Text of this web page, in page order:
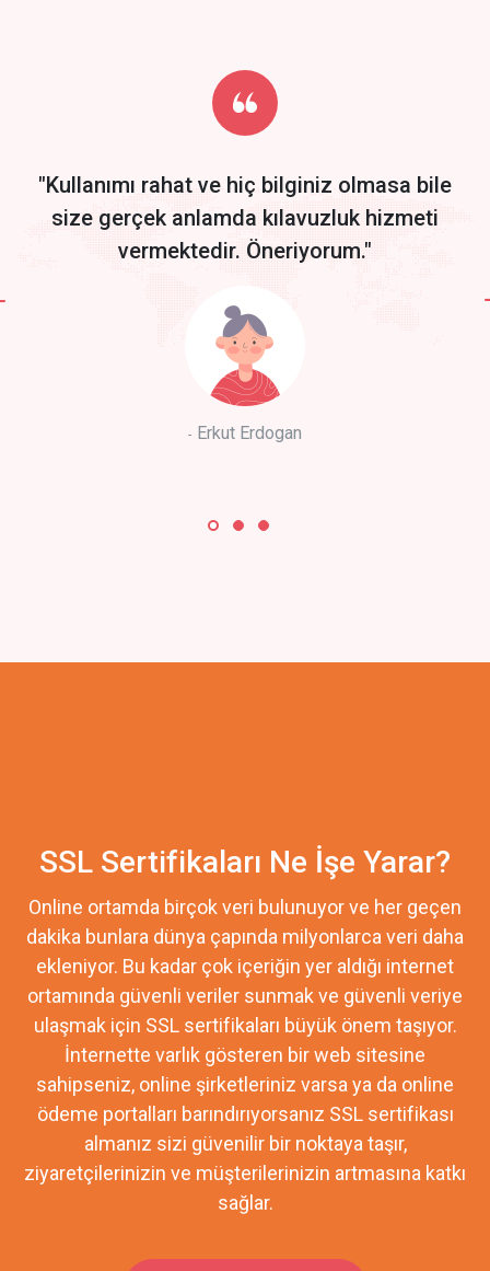
Start by trying our service for 30 days free trial no credit card
required.
"Kullanımı rahat ve hiç bilginiz olmasa bile
size gerçek anlamda kılavuzluk hizmeti
vermektedir. Öneriyorum."
Erkut Erdogan
SSL Sertifikaları Ne İşe Yarar?
Online ortamda birçok veri bulunuyor ve her geçen
dakika bunlara dünya çapında milyonlarca veri daha
ekleniyor. Bu kadar çok içeriğin yer aldığı internet
ortamında güvenli veriler sunmak ve güvenli veriye
ulaşmak için SSL sertifikaları büyük önem taşıyor.
İnternette varlık gösteren bir web sitesine
sahipseniz, online şirketleriniz varsa ya da online
ödeme portalları barındırıyorsanız SSL sertifikası
almanız sizi güvenilir bir noktaya taşır,
ziyaretçilerinizin ve müşterilerinizin artmasına katkı
sağlar.